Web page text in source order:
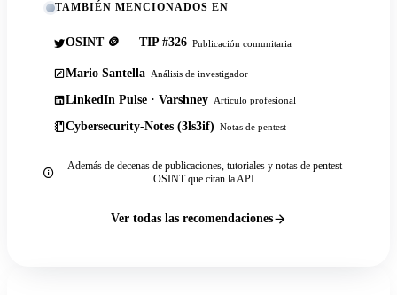
TAMBIÉN MENCIONADOS EN
OSINT 🪙 — TIP #326 Publicación comunitaria
Mario Santella Análisis de investigador
LinkedIn Pulse · Varshney Artículo profesional
Cybersecurity-Notes (3ls3if) Notas de pentest
Además de decenas de publicaciones, tutoriales y notas de pentest
OSINT que citan la API.
Ver todas las recomendaciones